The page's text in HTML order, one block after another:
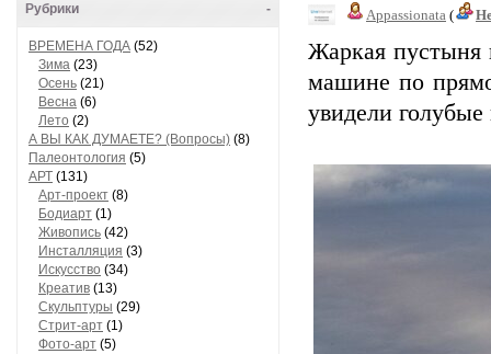
-
Рубрики
ВРЕМЕНА ГОДА (52)
Зима (23)
Осень (21)
Весна (6)
Лето (2)
А ВЫ КАК ДУМАЕТЕ? (Вопросы) (8)
Палеонтология (5)
АРТ (131)
Арт-проект (8)
Бодиарт (1)
Живопись (42)
Инсталляция (3)
Искусство (34)
Креатив (13)
Скульптуры (29)
Стрит-арт (1)
Фото-арт (5)
Appassionata (
Жаркая пустыня
машине по
увидели